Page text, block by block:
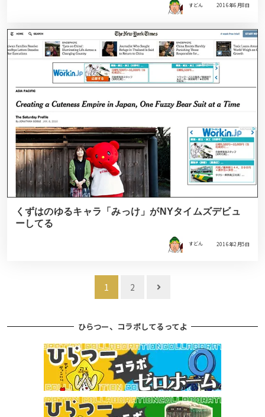
すどん 2016年6月8日
くずはのゆるキャラ「みっけ」がNYタイムズデビュ
ーしてる
すどん 2016年2月5日
ビ
1 2
ひらつー、コラボしてるってよ